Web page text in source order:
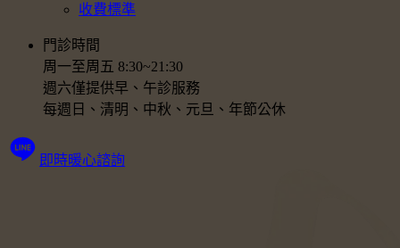
收費標準
門診時間
周一至周五 8:30~21:30
週六僅提供早、午診服務
每週日、清明、中秋、元旦、年節公休
即時暖心諮詢